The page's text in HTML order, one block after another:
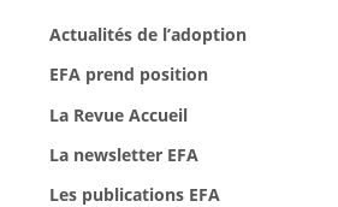
Actualités de l’adoption
EFA prend position
La Revue Accueil
La newsletter EFA
Les publications EFA